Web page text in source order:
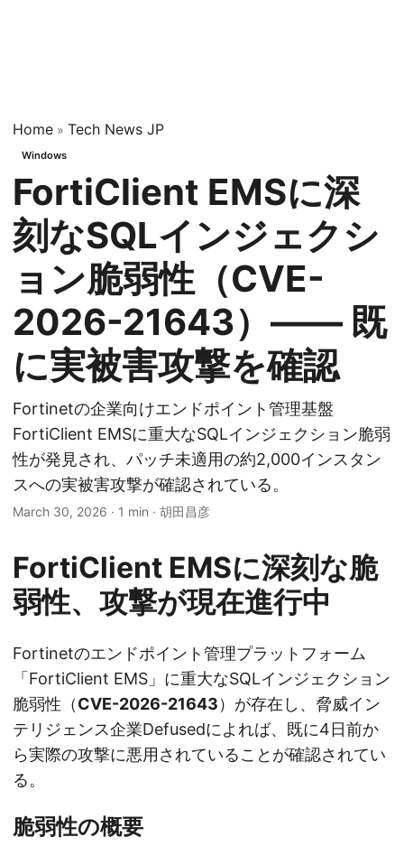
Home » Tech News JP
Windows
FortiClient EMSに深
刻なSQLインジェクシ
ョン脆弱性（CVE-
2026-21643）—— 既
に実被害攻撃を確認
Fortinetの企業向けエンドポイント管理基盤
FortiClient EMSに重大なSQLインジェクション脆弱
性が発見され、パッチ未適用の約2,000インスタン
スへの実被害攻撃が確認されている。
March 30, 2026 · 1 min · 胡田昌彦
FortiClient EMSに深刻な脆
弱性、攻撃が現在進行中
Fortinetのエンドポイント管理プラットフォーム
「FortiClient EMS」に重大なSQLインジェクション
脆弱性（CVE-2026-21643）が存在し、脅威イン
テリジェンス企業Defusedによれば、既に4日前か
ら実際の攻撃に悪用されていることが確認されてい
る。
脆弱性の概要